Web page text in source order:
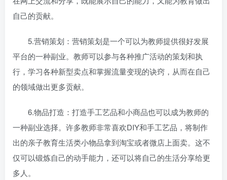
自己的贡献。
5.营销策划：营销策划是一个可以为教师提供很好发展
平台的一种副业。教师可以参与各种推广活动的策划和执
行，学习各种新型卖点和掌握流量变现的诀窍，从而在自己
的领域做出更多贡献。
6.物品打造：打造手工艺品和小商品也可以成为教师的
一种副业选择。许多教师非常喜欢DIY和手工艺品，将制作
出的亲子教育生活类小物品拿到淘宝或者微店上面卖。这不
仅可以锻炼自己的动手能力，还可以将自己的生活分享给更
多人。